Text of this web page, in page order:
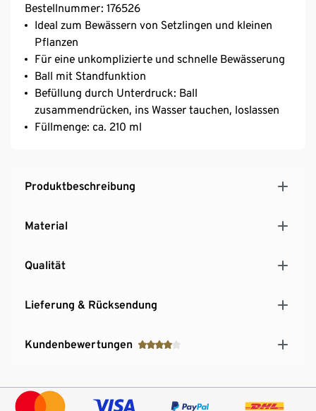
Bestellnummer: 176526
Ideal zum Bewässern von Setzlingen und kleinen
Pflanzen
Für eine unkomplizierte und schnelle Bewässerung
Ball mit Standfunktion
Befüllung durch Unterdruck: Ball
zusammendrücken, ins Wasser tauchen, loslassen
Füllmenge: ca. 210 ml
Produktbeschreibung
Material
Qualität
Lieferung & Rücksendung
Kundenbewertungen